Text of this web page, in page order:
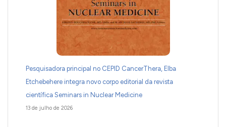
Pesquisadora principal no CEPID CancerThera, Elba
Etchebehere integra novo corpo editorial da revista
científica Seminars in Nuclear Medicine
13 de julho de 2026